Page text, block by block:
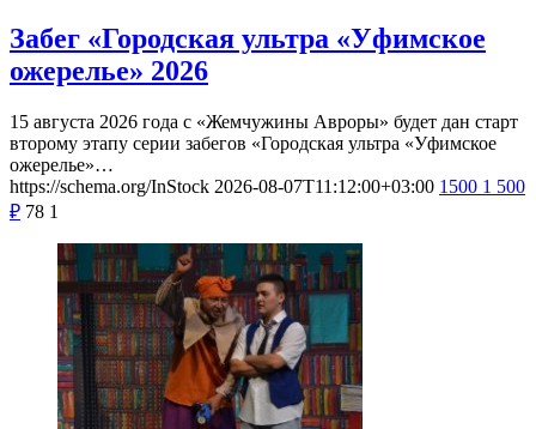
Забег «Городская ультра «Уфимское
ожерелье» 2026
15 августа 2026 года с «Жемчужины Авроры» будет дан старт
второму этапу серии забегов «Городская ультра «Уфимское
ожерелье»…
https://schema.org/InStock 2026-08-07T11:12:00+03:00 1500 1 500
₽ 78 1